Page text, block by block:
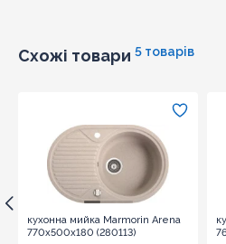
Схожі товари 5 товарів
кухонна мийка Marmorin Arena
770х500х180 (280113)